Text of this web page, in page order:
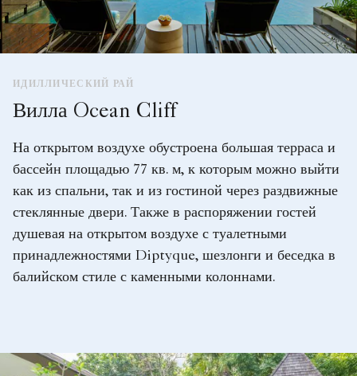
ИДИЛЛИЧЕСКИЙ РАЙ
Вилла Ocean Cliff
На открытом воздухе обустроена большая терраса и
бассейн площадью 77 кв. м, к которым можно выйти
как из спальни, так и из гостиной через раздвижные
стеклянные двери. Также в распоряжении гостей
душевая на открытом воздухе с туалетными
принадлежностями Diptyque, шезлонги и беседка в
балийском стиле с каменными колоннами.